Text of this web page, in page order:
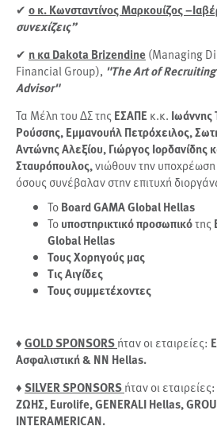
✔ ο κ. Κωνσταντίνος Μαρκουίζος
συνεχίζεις”
✔ η κα Dakota Brizendine(Managing
Financial Group), "The Art of
Advisor"
Τα Μέλη του ΔΣ της ΕΣΑΠΕκ.κ. Ιωάννης
Ρούσσης, Εμμανουήλ Πετρόχειλος,
Αντώνης Αλεξίου, Γιώργος Ιορδανίδης
Σταυρόπουλος,νιώθουν την
όσους συνέβαλαν στην επιτυχή
ΤοBoard GAMA Global Hellas
Τουποστηρικτικό προσωπικότης
Global Hellas
Τους Χορηγούς μας
Τις Αιγίδες
Τους συμμετέχοντες
♦GOLD SPONSORSήταν οι εταιρείες:
Ασφαλιστική & NN Hellas.
♦SILVER SPONSORSήταν οι εταιρείες:
ΖΩΗΣ, Eurolife, GENERALI Hellas,
INTERAMERICAN.